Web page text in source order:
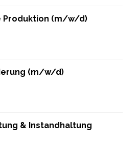
Produktion (m/w/d)
(m/w/d)
& Instandhaltung